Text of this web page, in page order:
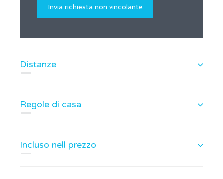
Distanze
Regole di casa
Incluso nell prezzo